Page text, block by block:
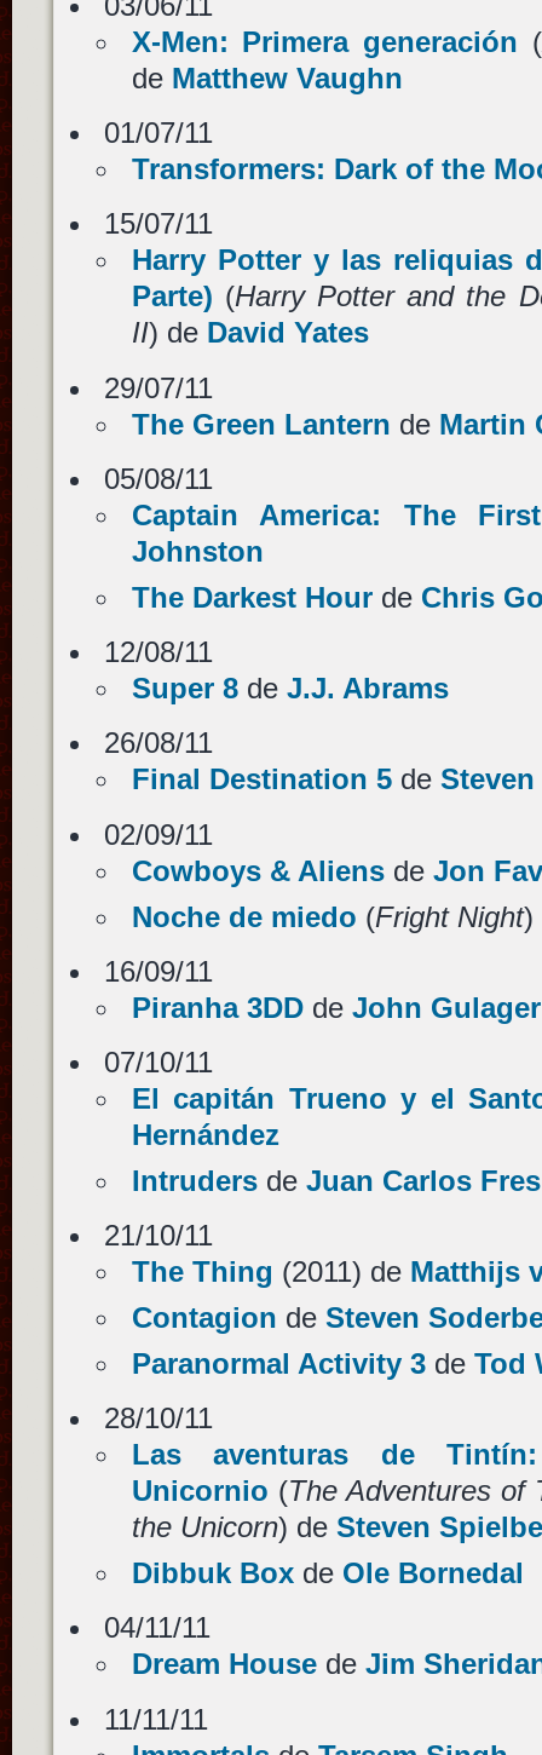
X-Men: Primera generación (
de Matthew Vaughn
01/07/11
Transformers: Dark of the
15/07/11
Harry Potter y las reliquias
Parte) (Harry Potter and the
II) de David Yates
29/07/11
The Green Lantern de Martin
05/08/11
Captain America: The
Johnston
The Darkest Hourde Chris
12/08/11
Super 8de J.J. Abrams
26/08/11
Final Destination 5de
02/09/11
Cowboys & Aliensde Jon
Noche de miedo (Fright Night)
16/09/11
Piranha 3DDde John Gulager
07/10/11
El capitán Trueno y el
Hernández
Intrudersde Juan Carlos
21/10/11
The Thing (2011) de Matthijs
Contagion de Steven
Paranormal Activity 3de Tod
28/10/11
Las aventuras de
Unicornio (The Adventures of
the Unicorn) de Steven
Dibbuk Boxde Ole Bornedal
04/11/11
Dream Housede Jim
11/11/11